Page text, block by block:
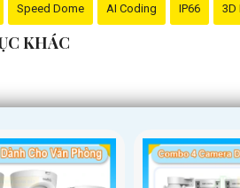
cần thêm sự điều chỉnh hoặc hỗ trợ gì
Speed Dome AI Coding IP66 3D
KHÁC